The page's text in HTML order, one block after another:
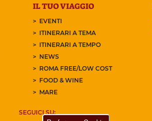
IL TUO VIAGGIO
EVENTI
ITINERARI A TEMA
ITINERARI A TEMPO
NEWS
ROMA FREE/LOW COST
FOOD & WINE
MARE
SEGUICI SU: